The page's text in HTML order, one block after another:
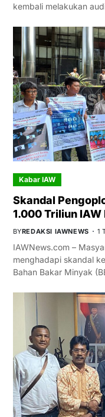
kembali melakukan
Kabar IAW
Skandal
1.000 Triliun
BYREDAKSI IAWNEWS 1
IAWNews.com –
menghadapi skandal
Bahan Bakar Minyak